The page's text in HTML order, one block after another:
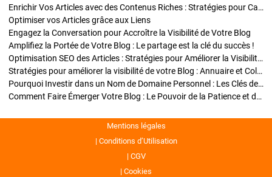
Enrichir Vos Articles avec des Contenus Riches : Stratégies pour Captiver et Optimiser
Optimiser vos Articles grâce aux Liens
Engagez la Conversation pour Accroître la Visibilité de Votre Blog
Amplifiez la Portée de Votre Blog : Le partage est la clé du succès !
Optimisation SEO des Articles : Stratégies pour Améliorer la Visibilité de Votre Blog
Stratégies pour améliorer la visibilité de votre Blog : Annuaire et Collaborations
Pourquoi Investir dans un Nom de Domaine Personnel : Les Clés de la Réussite de Votre Blog
Comment Faire Émerger Votre Blog : Le Pouvoir de la Patience et de la Persévérance
Mentions légales
Conditions d’Utilisation
CGV
Cookies